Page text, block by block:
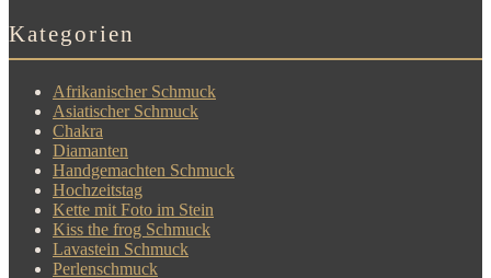
Kategorien
Afrikanischer Schmuck
Asiatischer Schmuck
Chakra
Diamanten
Handgemachten Schmuck
Hochzeitstag
Kette mit Foto im Stein
Kiss the frog Schmuck
Lavastein Schmuck
Perlenschmuck